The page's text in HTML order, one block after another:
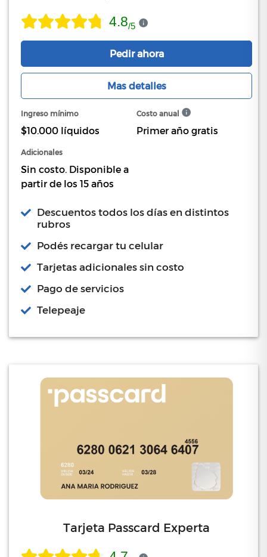
4.8/5
Pedir ahora
Mas detalles
Ingreso mínimo
$10.000 líquidos
Costo anual
Primer año gratis
Adicionales
Sin costo. Disponible a
partir de los 15 años
Descuentos todos los días en distintos
rubros
Podés recargar tu celular
Tarjetas adicionales sin costo
Pago de servicios
Telepeaje
Tarjeta Passcard Experta